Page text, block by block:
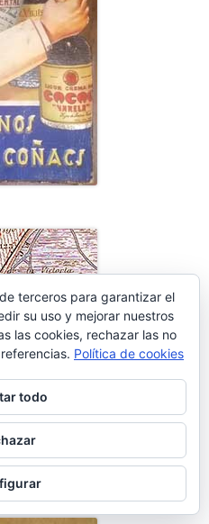
ALBERTI EN 1982
terceros para garantizar el
su uso y mejorar nuestros
las cookies, rechazar las no
Política de cookies
todo